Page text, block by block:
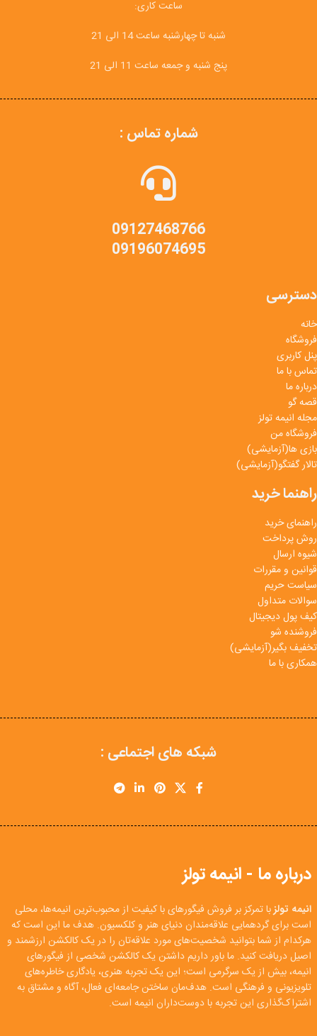
ساعت کاری:
شنبه تا چهارشنبه ساعت 14 الی 21
پنج شنبه و جمعه ساعت 11 الی 21
شماره تماس :
09127468766
09196074695
دسترسی
خانه
فروشگاه
پنل کاربری
تماس با ما
درباره ما
قصه گو
مجله انیمه تولز
فروشگاه من
بازی ها(آزمایشی)
تالار گفتگو(آزمایشی)
راهنما خرید
راهنمای خرید
روش پرداخت
شیوه ارسال
قوانین و مقررات
سیاست حریم
سوالات متداول
کیف پول دیجیتال
فروشنده شو
تخفیف بگیر(آزمایشی)
همکاری با ما
شبکه های اجتماعی :
درباره ما - انیمه تولز
انیمه تولزبا تمرکز بر فروش فیگورهای با کیفیت از محبوب‌ترین انیمه‌ها، محلی
است برای گردهمایی علاقه‌مندان دنیای هنر و کلکسیون. هدف ما این است که
هرکدام از شما بتوانید شخصیت‌های مورد علاقه‌تان را در یک کالکشن ارزشمند و
اصیل دریافت کنید. ما باور داریم داشتن یک کالکشن شخصی از فیگورهای
انیمه، بیش از یک سرگرمی است؛ این یک تجربه هنری، یادگاری خاطره‌های
تلویزیونی و فرهنگی است. هدف‌مان ساختن جامعه‌ای فعال، آگاه و مشتاق به
اشتراک‌گذاری این تجربه با دوست‌داران انیمه است.